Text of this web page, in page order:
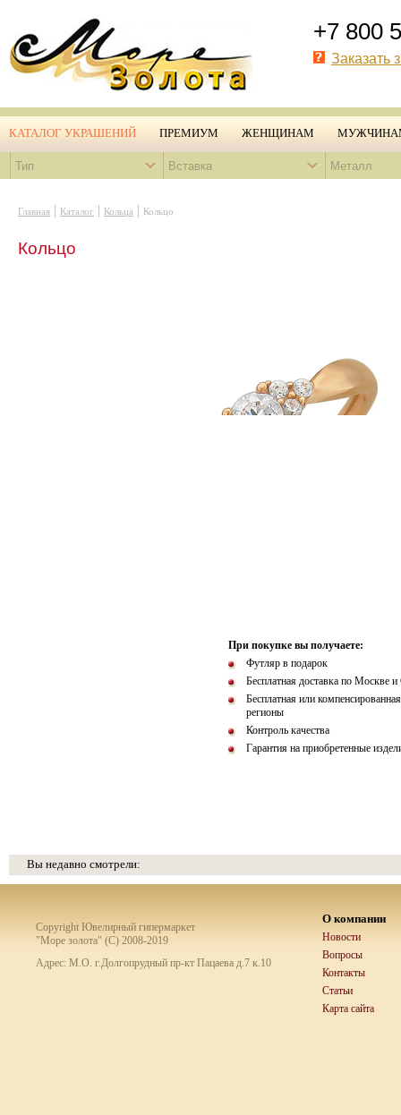
+7 800
Заказать
КАТАЛОГ УКРАШЕНИЙ ПРЕМИУМ ЖЕНЩИНАМ
Тип Вставка Металл
Главная | Каталог | Кольца | Кольцо
Кольцо
При покупке вы получаете:
Футляр в подарок
Бесплатная доставка по Москве
Бесплатная или
регионы
Контроль качества
Гарантия на приобретенные
Вы недавно смотрели:
Copyright Ювелирный гипермаркет
"Море золота" (C) 2008-2019
Адрес: М.О. г.Долгопрудный пр-кт Пацаева д.7 к.10
О компании
Новости
Вопросы
Контакты
Статьи
Карта сайта